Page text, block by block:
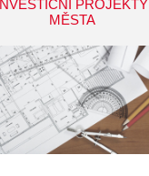
INVESTIČNÍ PROJEKTY
MĚSTA